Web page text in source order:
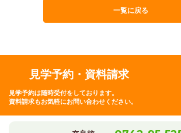
一覧に戻る
見学予約・資料請求
見学予約は随時受付をしております。
資料請求もお気軽にお問い合わせください。